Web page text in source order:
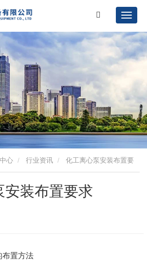
心 行业资讯
安装布置要求
布置方法